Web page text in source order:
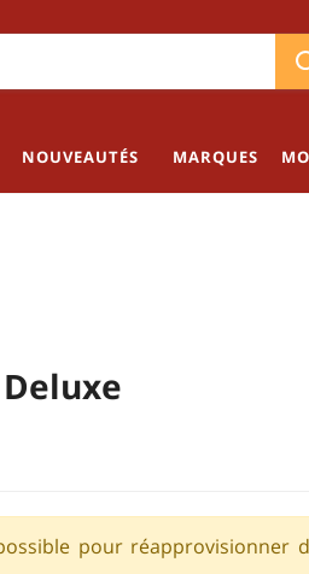
NOUVEAUTÉS MARQUES
pour réapprovisionner